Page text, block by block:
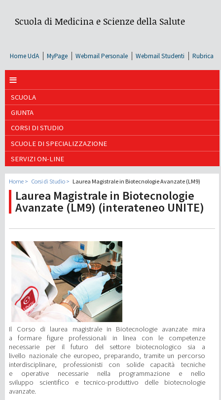
Scuola di Medicina e Scienze della Salute
Home UdA MyPage Webmail Personale Webmail Studenti Rubrica
≡
SCUOLA
GIUNTA
CORSI DI STUDIO
SCUOLE DI SPECIALIZZAZIONE
SERVIZI ON-LINE
Home Corsi di Studio Laurea Magistrale in Biotecnologie Avanzate (LM9)
Laurea Magistrale in Biotecnologie
Avanzate (LM9) (interateneo UNITE)
Il Corso di laurea magistrale in Biotecnologie avanzate mira
a formare figure professionali in linea con le competenze
necessarie per il futuro del settore biotecnologico sia a
livello nazionale che europeo, preparando, tramite un percorso
interdisciplinare, professionisti con solide capacità tecniche
e operative necessarie nella programmazione e nello
sviluppo scientifico e tecnico-produttivo delle biotecnologie
avanzate.